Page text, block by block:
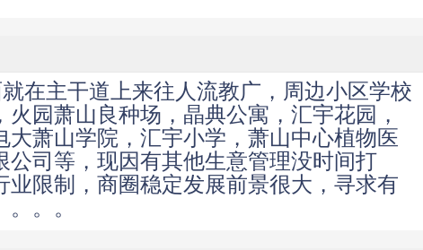
在主干道上来往人流教广，周边小区学校
园萧山良种场，晶典公寓，汇宇花园，
萧山学院，汇宇小学，萧山中心植物医
司等，现因有其他生意管理没时间打
限制，商圈稳定发展前景很大，寻求有
。。